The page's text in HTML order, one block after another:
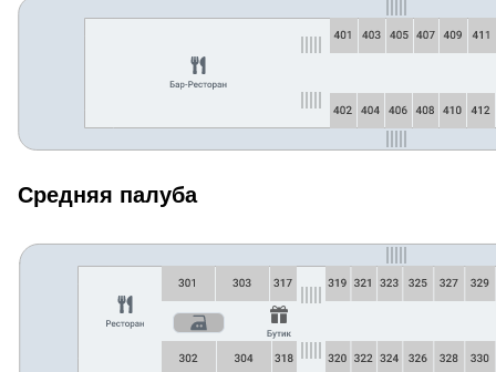
Средняя палуба